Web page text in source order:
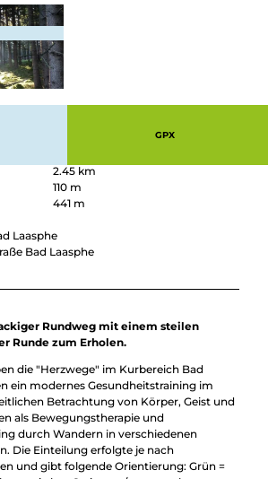
GPX
2.45 km
110 m
441 m
Laasphe
Bad Laasphe
Rundweg mit einem steilen
Runde zum Erholen.
die "Herzwege" im Kurbereich Bad
ein modernes Gesundheitstraining im
Betrachtung von Körper, Geist und
als Bewegungstherapie und
durch Wandern in verschiedenen
Die Einteilung erfolgte je nach
und gibt folgende Orientierung: Grün =